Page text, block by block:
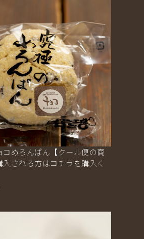
コめろんぱん【クール便の商
入される方はコチラを購入く